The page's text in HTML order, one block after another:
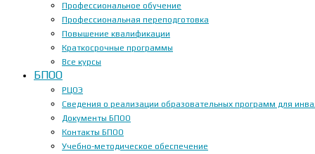
Профессиональное обучение
Профессиональная переподготовка
Повышение квалификации
Краткосрочные программы
Все курсы
БПОО
РЦОЭ
Сведения о реализации образовательных программ для
Документы БПОО
Контакты БПОО
Учебно-методическое обеспечение